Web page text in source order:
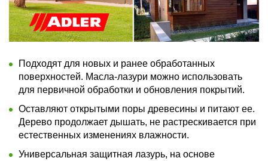
Подходят для новых и ранее обработанных
поверхностей. Масла-лазури можно использовать
для первичной обработки и обновления покрытий.
Оставляют открытыми поры древесины и питают ее.
Дерево продолжает дышать, не растрескивается при
естественных изменениях влажности.
Универсальная защитная лазурь, на основе